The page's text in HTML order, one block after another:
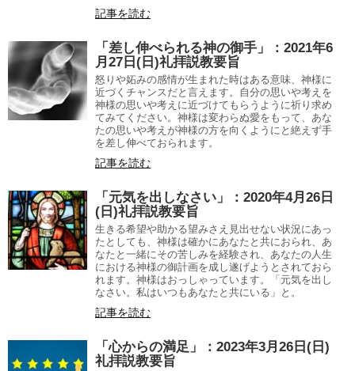
記事を読む
「差し伸べられる神の御手」：2021年6
月27日(日)礼拝説教要旨
怒りや妬みの感情が生まれた時はある意味、神様に
近づくチャンスだと言えます。自分の思いや考えを
神様の思いや考えに近づけてもらうように祈り求め
てみてください。神様は変わらぬ愛をもって、あな
たの思いや考えが神様の方を向くようにと絶えず手
を差し伸べておられます。
記事を読む
「元気を出しなさい」：2020年4月26日
(日)礼拝説教要旨
生きる希望や助かる望みさえ見出せない状況にあっ
たとしても、神様は確かにあなたと共におられ、あ
なたと一緒にその苦しみを経験され、あなたの人生
における神様の御計画を成し遂げようとされておら
れます。神様はおっしゃっています。「元気を出し
なさい。私はいつもあなたと共にいる」と。
記事を読む
「心からの満足」：2023年3月26日(日)
礼拝説教要旨